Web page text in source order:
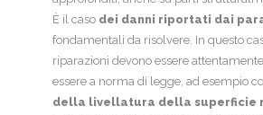
È il caso dei danni riportati dai
fondamentali da risolvere. In questo
riparazioni devono essere
essere a norma di legge, ad esempio
della livellatura della superficie